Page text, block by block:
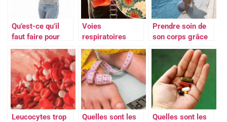
Qu’est-ce qu’il
faut faire pour
prevenir les
allergies et
comment les
traiter ?
Voies
respiratoires
encombrees : que
faire ?
Prendre soin de
son corps grâce
à des séances
d’aquabike
Leucocytes trop
Quelles sont les
Quelles sont les